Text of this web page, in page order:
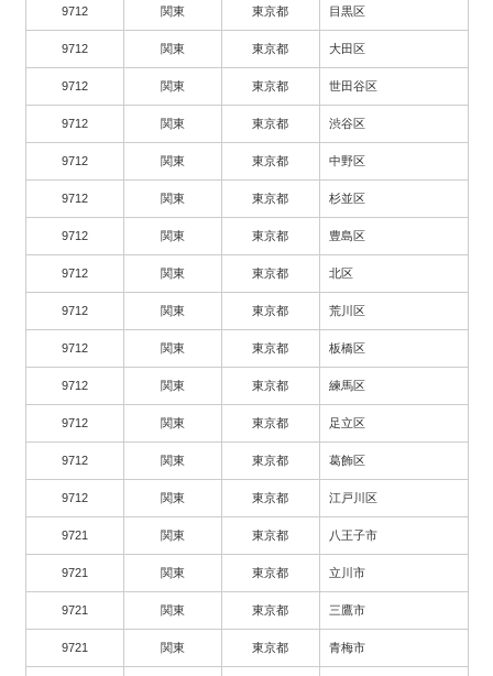
9712 関東 東京都 目黒区
9712 関東 東京都 大田区
9712 関東 東京都 世田谷区
9712 関東 東京都 渋谷区
9712 関東 東京都 中野区
9712 関東 東京都 杉並区
9712 関東 東京都 豊島区
9712 関東 東京都 北区
9712 関東 東京都 荒川区
9712 関東 東京都 板橋区
9712 関東 東京都 練馬区
9712 関東 東京都 足立区
9712 関東 東京都 葛飾区
9712 関東 東京都 江戸川区
9721 関東 東京都 八王子市
9721 関東 東京都 立川市
9721 関東 東京都 三鷹市
9721 関東 東京都 青梅市